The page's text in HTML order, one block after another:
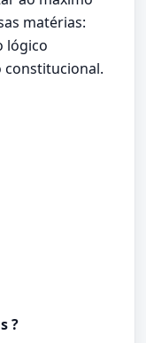
matérias:
lógico
constitucional.
?